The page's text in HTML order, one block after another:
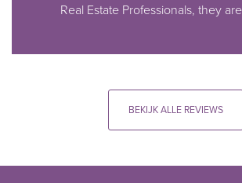
Real Estate Professionals, they
BEKIJK ALLE REVIEWS